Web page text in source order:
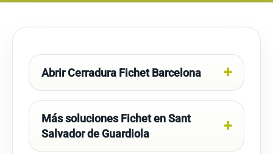
Abrir Cerradura Fichet Barcelona
Más soluciones Fichet en Sant
Salvador de Guardiola